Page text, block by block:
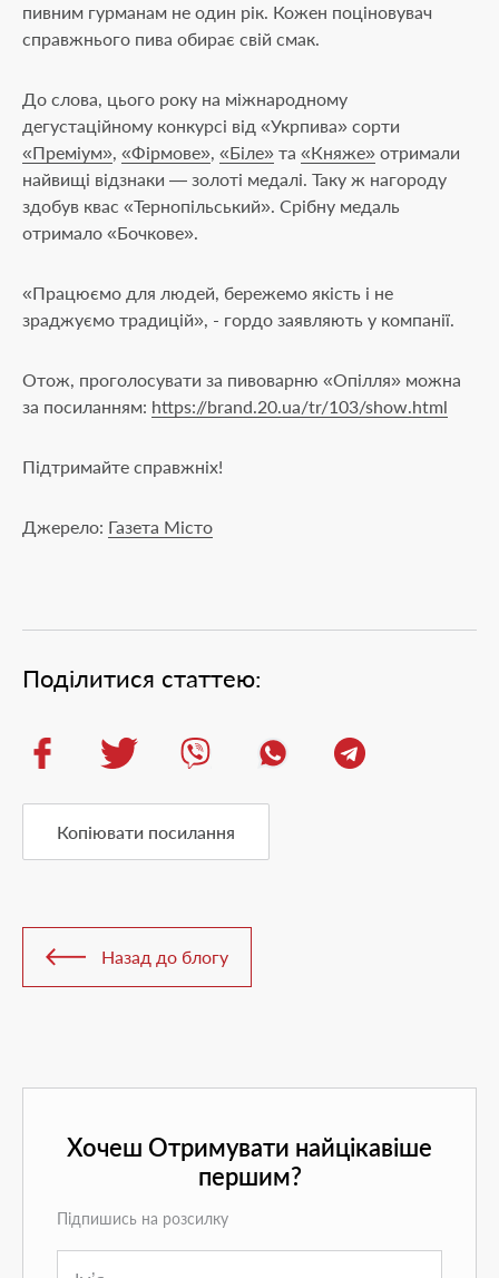
пивним гурманам не один рік. Кожен поціновувач
справжнього пива обирає свій смак.
До слова, цього року на міжнародному
дегустаційному конкурсі від «Укрпива» сорти
«Преміум», «Фірмове», «Біле» та «Княже» отримали
найвищі відзнаки — золоті медалі. Таку ж нагороду
здобув квас «Тернопільський». Срібну медаль
отримало «Бочкове».
«Працюємо для людей, бережемо якість і не
зраджуємо традицій», - гордо заявляють у компанії.
Отож, проголосувати за пивоварню «Опілля» можна
за посиланням: https://brand.20.ua/tr/103/show.html
Підтримайте справжніх!
Джерело: Газета Місто
Поділитися статтею:
Копіювати посилання
Назад до блогу
Хочеш Отримувати найцікавіше
першим?
Підпишись на розсилку